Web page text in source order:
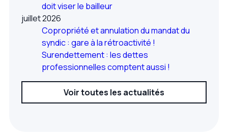
doit viser le bailleur
juillet 2026
Copropriété et annulation du mandat du
syndic : gare à la rétroactivité !
Surendettement : les dettes
professionnelles comptent aussi !
Voir toutes les actualités